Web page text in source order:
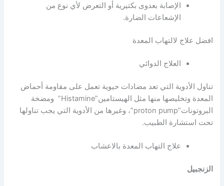
الإصابة بعدوى بكتيرية أو التعرض لأي نوع من
الإشعاعات الضارة.
افضل علاج لالتهاب المعدة
العلاج الدوائي
تناول الأدوية التي تعد مضادات حيوية تعمل على مقاومة أحماض
المعدة وتخليصها منها مثل الهيستامين”Histamine” ومضخة
البروتونات”proton pump”، وغيرها من الأدوية التي يجب تناولها
تحت استشارة الطبيب.
علاج التهاب المعدة بالاعشاب
الزنجبيل